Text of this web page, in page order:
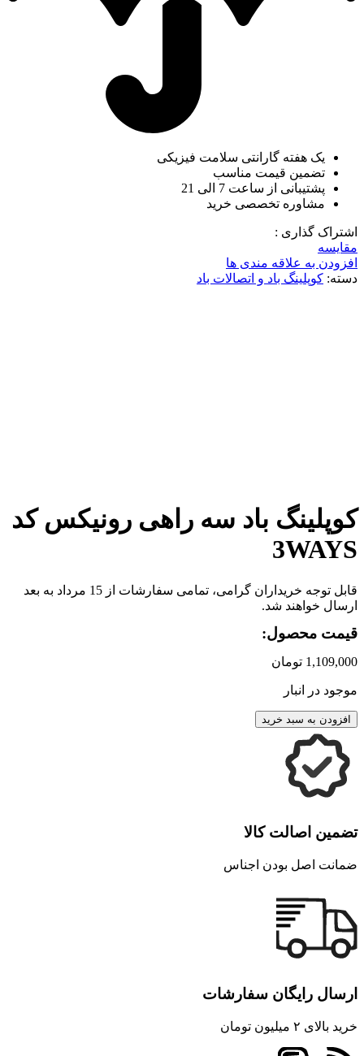
یک هفته گارانتی سلامت فیزیکی
تضمین قیمت مناسب
پشتیبانی از ساعت 7 الی 21
مشاوره تخصصی خرید
اشتراک گذاری :
مقایسه
افزودن به علاقه مندی ها
دسته: کوپلینگ باد و اتصالات باد
کوپلینگ باد سه راهی رونیکس کد
3WAYS
قابل توجه خریداران گرامی، تمامی سفارشات از 15 مرداد به بعد
ارسال خواهند شد.
قیمت محصول:
1,109,000 تومان
موجود در انبار
افزودن به سبد خرید
تضمین اصالت کالا
ضمانت اصل بودن اجناس
ارسال رایگان سفارشات
خرید بالای ۲ میلیون تومان